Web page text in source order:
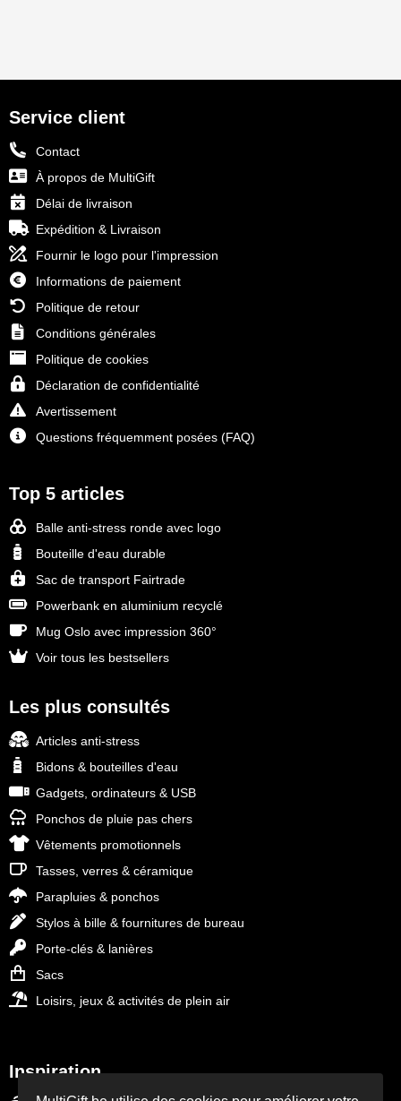
Service client
Contact
À propos de MultiGift
Délai de livraison
Expédition & Livraison
Fournir le logo pour l'impression
Informations de paiement
Politique de retour
Conditions générales
Politique de cookies
Déclaration de confidentialité
Avertissement
Questions fréquemment posées (FAQ)
Top 5 articles
Balle anti-stress ronde avec logo
Bouteille d'eau durable
Sac de transport Fairtrade
Powerbank en aluminium recyclé
Mug Oslo avec impression 360°
Voir tous les bestsellers
Les plus consultés
Articles anti-stress
Bidons & bouteilles d'eau
Gadgets, ordinateurs & USB
Ponchos de pluie pas chers
Vêtements promotionnels
Tasses, verres & céramique
Parapluies & ponchos
Stylos à bille & fournitures de bureau
Porte-clés & lanières
Sacs
Loisirs, jeux & activités de plein air
Inspiration